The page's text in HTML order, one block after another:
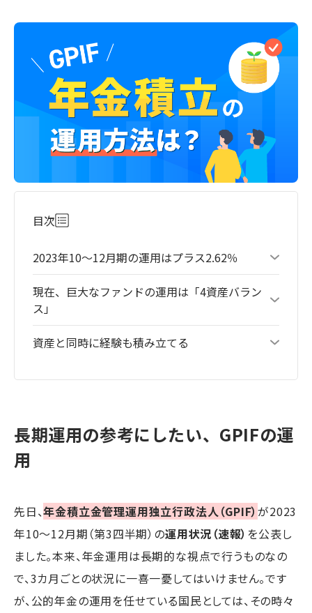
目次
2023年10～12月期の運用はプラス2.62％
現在、巨大なファンドの運用は「4資産バラン
ス」
資産と同時に経験も積み立てる
長期運用の参考にしたい、GPIFの運
用
先日、年金積立金管理運用独立行政法人（GPIF）が2023
年10～12月期（第3四半期）の運用状況（速報） を公表し
ました。本来、年金運用は長期的な視点で行うものなの
で、3カ月ごとの状況に一喜一憂してはいけません。です
が、公的年金の運用を任せている国民としては、その時々